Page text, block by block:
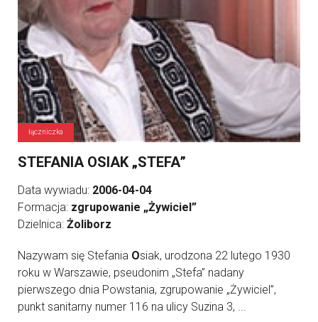
łączniczka
STEFANIA OSIAK „STEFA”
Data wywiadu: 2006-04-04
Formacja: zgrupowanie „Żywiciel”
Dzielnica: Żoliborz
Nazywam się Stefania Osiak, urodzona 22 lutego 1930
roku w Warszawie, pseudonim „Stefa” nadany
pierwszego dnia Powstania, zgrupowanie „Żywiciel”,
punkt sanitarny numer 116 na ulicy Suzina 3, ...